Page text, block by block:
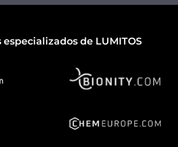
especializados de LUMITOS